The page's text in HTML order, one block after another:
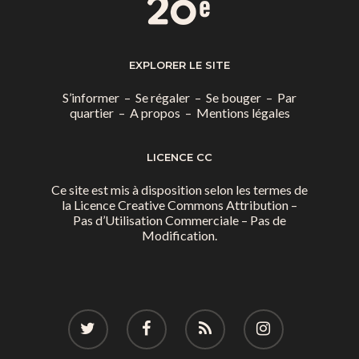
EXPLORER LE SITE
S’informer – Se régaler – Se bouger – Par
quartier– A propos – Mentions légales
LICENCE CC
Ce site est mis à disposition selon les termes de
la Licence Creative Commons Attribution –
Pas d’Utilisation Commerciale – Pas de
Modification.